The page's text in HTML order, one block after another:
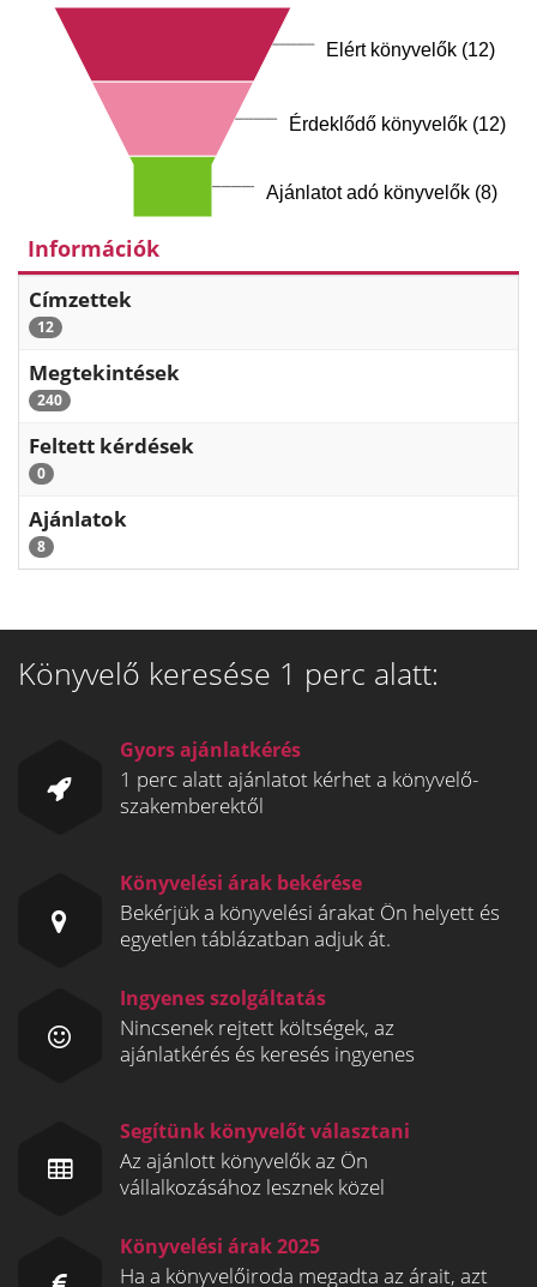
Elért könyvelők (12)
Érdeklődő könyvelők (12)
Ajánlatot adó könyvelők (8)
Információk
Címzettek
12
Megtekintések
240
Feltett kérdések
0
Ajánlatok
8
Könyvelő keresése 1 perc alatt:
Gyors ajánlatkérés
1 perc alatt ajánlatot kérhet a könyvelő-
szakemberektől
Könyvelési árak bekérése
Bekérjük a könyvelési árakat Ön helyett és
egyetlen táblázatban adjuk át.
Ingyenes szolgáltatás
Nincsenek rejtett költségek, az
ajánlatkérés és keresés ingyenes
Segítünk könyvelőt választani
Az ajánlott könyvelők az Ön
vállalkozásához lesznek közel
Könyvelési árak 2025
Ha a könyvelőiroda megadta az árait, azt